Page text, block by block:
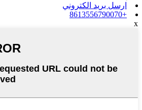
ارسل بريد الكتروني
+8613556790070
x